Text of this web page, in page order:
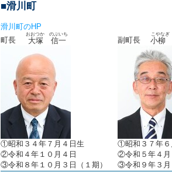
■滑川町
滑川町のHP
町長
大塚 信一
おおつか のぶいち
①昭和３４年７月４日生
②令和４年１０月４日
③令和８年１０月３日（１期）
副町長 小柳
こやな
①昭和３７年６
②令和５年４月
③令和９年３月